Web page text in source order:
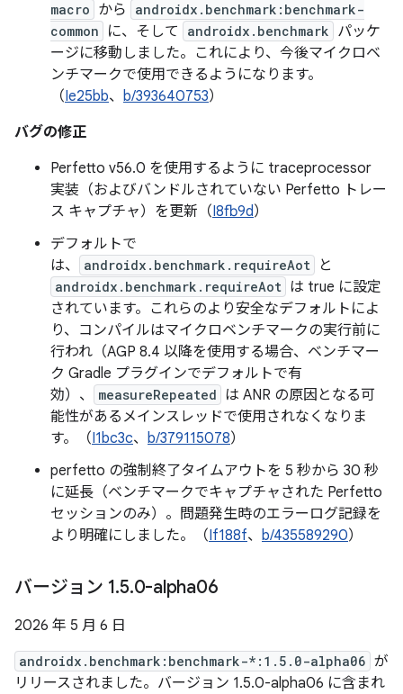
macro から
androidx.benchmark:benchmark-
common
に、そして androidx.benchmark パッケ
ージに移動しました。これにより、今後マイクロベ
ンチマークで使用できるようになります。
（Ie25bb、 b/393640753）
バグの修正
Perfetto v56.0 を使用するように traceprocessor
実装（およびバンドルされていない Perfetto トレー
ス キャプチャ）を更新（I8fb9d）
デフォルトで
は、
androidx.benchmark.requireAot と
androidx.benchmark.requireAot は true に設定
されています。これらのより安全なデフォルトによ
り、コンパイルはマイクロベンチマークの実行前に
行われ（AGP 8.4 以降を使用する場合、ベンチマー
ク Gradle プラグインでデフォルトで有
効）、
measureRepeated は ANR の原因となる可
能性があるメインスレッドで使用されなくなりま
す。（I1bc3c、 b/379115078）
perfetto の強制終了タイムアウトを 5 秒から 30 秒
に延長（ベンチマークでキャプチャされた Perfetto
セッションのみ）。問題発生時のエラーログ記録を
より明確にしました。（If188f、 b/435589290）
バージョン 1.5.0-alpha06
2026 年 5 月 6 日
androidx.benchmark:benchmark-*:1.5.0-alpha06 が
リリースされました。バージョン 1.5.0-alpha06 に含まれ